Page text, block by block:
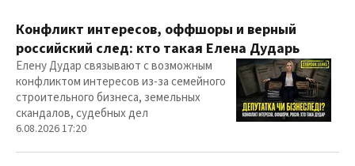
Конфликт интересов, оффшоры и верный
российский след: кто такая Елена Дударь
Елену Дудар связывают с возможным
конфликтом интересов из-за семейного
строительного бизнеса, земельных
скандалов, судебных дел
6.08.2026 17:20